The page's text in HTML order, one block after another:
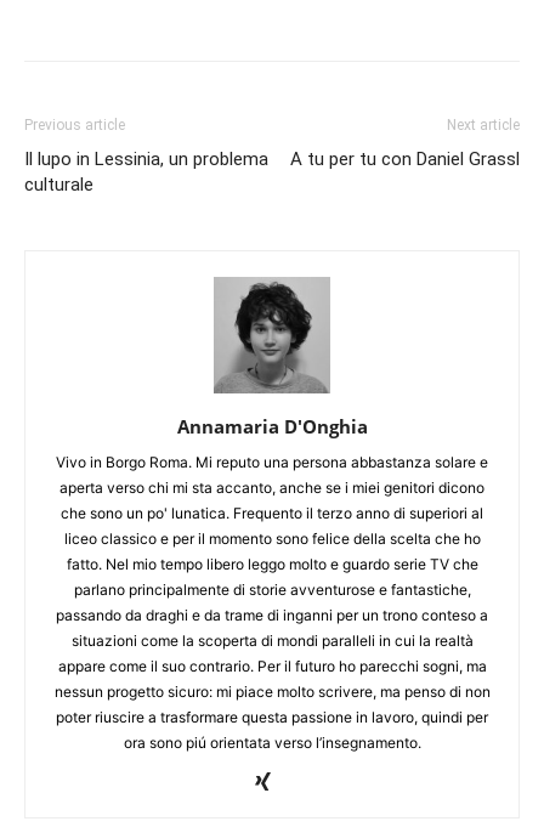
Previous article
Il lupo in Lessinia, un problema
culturale
Next article
A tu per tu con Daniel Grassl
Annamaria D'Onghia
Vivo in Borgo Roma. Mi reputo una persona abbastanza solare e
aperta verso chi mi sta accanto, anche se i miei genitori dicono
che sono un po' lunatica. Frequento il terzo anno di superiori al
liceo classico e per il momento sono felice della scelta che ho
fatto. Nel mio tempo libero leggo molto e guardo serie TV che
parlano principalmente di storie avventurose e fantastiche,
passando da draghi e da trame di inganni per un trono conteso a
situazioni come la scoperta di mondi paralleli in cui la realtà
appare come il suo contrario. Per il futuro ho parecchi sogni, ma
nessun progetto sicuro: mi piace molto scrivere, ma penso di non
poter riuscire a trasformare questa passione in lavoro, quindi per
ora sono piú orientata verso l’insegnamento.